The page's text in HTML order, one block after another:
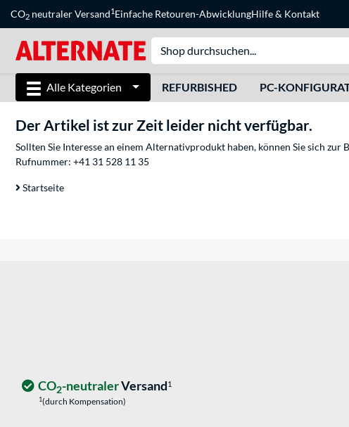
CO2 neutraler Versand1Einfache Retouren-AbwicklungHilfe& Kontakt
Alle Kategorien REFURBISHED PC-
Der Artikel ist zur Zeit leider nicht verfügbar.
Sollten Sie Interesse an einem Alternativprodukt haben, können Sie sich zur
Rufnummer: +41 31 528 11 35
Startseite
CO2-neutralerVersand1
1(durch Kompensation)